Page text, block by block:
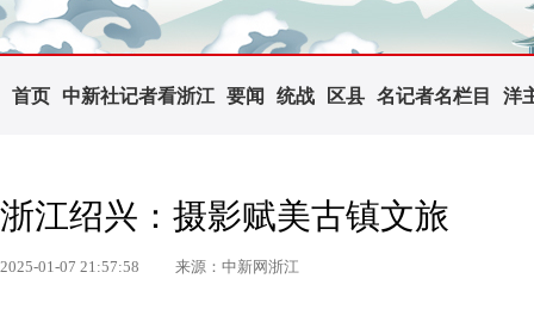
首页 中新社记者看浙江 要闻 统战 区县 名记者名栏目 洋
浙江绍兴：摄影赋美古镇文旅
2025-01-07 21:57:58 来源：中新网浙江